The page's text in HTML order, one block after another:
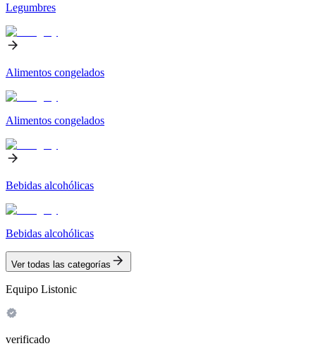
Legumbres
Alimentos congelados
Alimentos congelados
Bebidas alcohólicas
Bebidas alcohólicas
Ver todas las categorías
Equipo Listonic
verificado